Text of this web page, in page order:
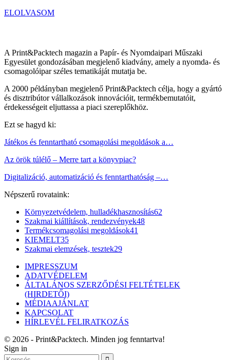
ELOLVASOM
A Print&Packtech magazin a Papír- és Nyomdaipari Műszaki
Egyesület gondozásában megjelenő kiadvány, amely a nyomda- és
csomagolóipar széles tematikáját mutatja be.
A 2000 példányban megjelenő Print&Packtech célja, hogy a gyártó
és disztribútor vállalkozások innovációit, termékbemutatóit,
érdekességeit eljuttassa a piaci szereplőkhöz.
Ezt se hagyd ki:
Játékos és fenntartható csomagolási megoldások a…
Az örök túlélő – Merre tart a könyvpiac?
Digitalizáció, automatizáció és fenntarthatóság –…
Népszerű rovataink:
Környezetvédelem, hulladékhasznosítás62
Szakmai kiállítások, rendezvények48
Termékcsomagolási megoldások41
KIEMELT35
Szakmai elemzések, tesztek29
IMPRESSZUM
ADATVÉDELEM
ÁLTALÁNOS SZERZŐDÉSI FELTÉTELEK
(HIRDETŐI)
MÉDIAAJÁNLAT
KAPCSOLAT
HÍRLEVÉL FELIRATKOZÁS
© 2026 - Print&Packtech. Minden jog fenntartva!
Sign in